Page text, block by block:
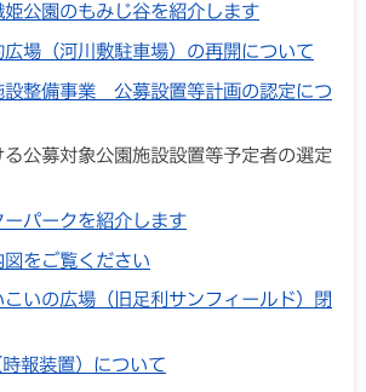
姫公園のもみじ谷を紹介します
場（河川敷駐車場）の再開について
設整備事業 公募設置等計画の認定につ
公募対象公園施設設置等予定者の選定
パークを紹介します
をご覧ください
こいの広場（旧足利サンフィールド）閉
報装置）について